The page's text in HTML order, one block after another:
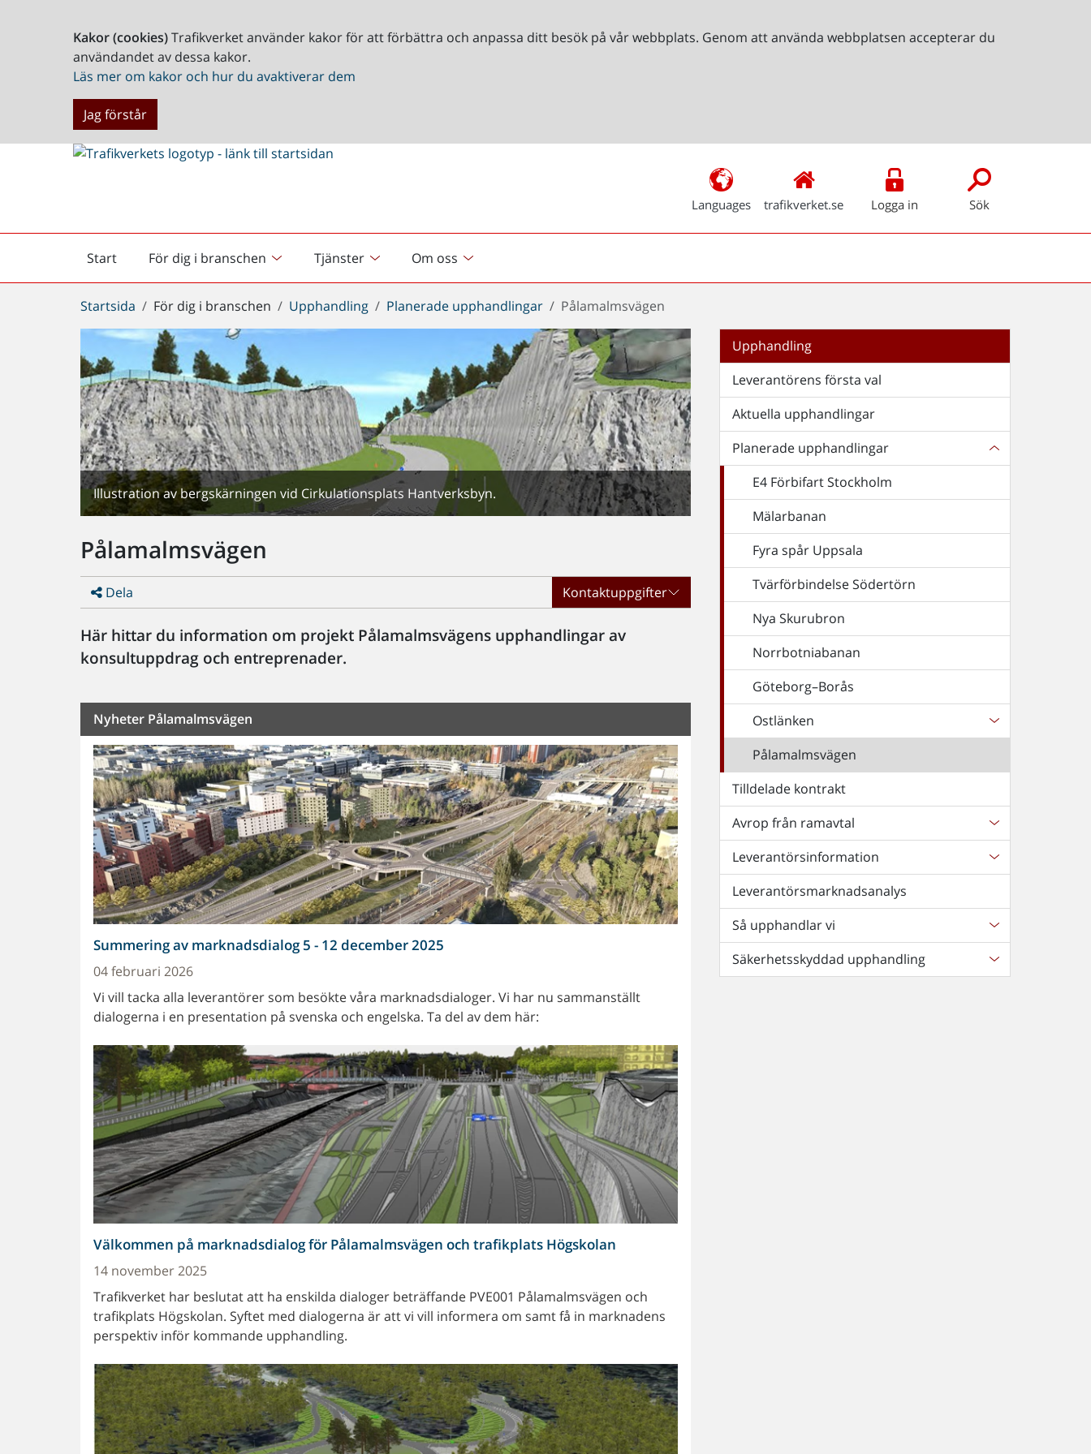
Kakor (cookies)Trafikverket använder kakor för att förbättra och anpassa ditt besök på vår webbplats. Genom att använda webbplatsen accepterar du
användandet av dessa kakor.
Läs mer om kakor och hur du avaktiverar dem
Jag förstår
Languages trafikverket.se Logga in Sök
Start
Startsida För dig i branschen Tjänster Om oss
Du
är
Startsida För dig i branschen Upphandling Planerade upphandlingar Pålamalmsvägen
Illustration av bergskärningen vid Cirkulationsplats Hantverksbyn.
Pålamalmsvägen
Dela Kontaktuppgifter
Här hittar du information om projekt Pålamalmsvägens upphandlingar av
konsultuppdrag och entreprenader.
Nyheter Pålamalmsvägen
Summering av marknadsdialog 5 - 12 december 2025
04 februari 2026
Vi vill tacka alla leverantörer som besökte våra marknadsdialoger. Vi har nu sammanställt
dialogerna i en presentation på svenska och engelska. Ta del av dem här:
Välkommen på marknadsdialog för Pålamalmsvägen och trafikplats Högskolan
14 november 2025
Trafikverket har beslutat att ha enskilda dialoger beträffande PVE001 Pålamalmsvägen och
trafikplats Högskolan. Syftet med dialogerna är att vi vill informera om samt få in marknadens
perspektiv inför kommande upphandling.
Upphandling
Leverantörens första val
Aktuella upphandlingar
Planerade upphandlingar
E4 Förbifart Stockholm
Mälarbanan
Fyra spår Uppsala
Tvärförbindelse Södertörn
Nya Skurubron
Norrbotniabanan
Göteborg–Borås
Ostlänken
Pålamalmsvägen
Tilldelade kontrakt
Avrop från ramavtal
Leverantörsinformation
Leverantörsmarknadsanalys
Så upphandlar vi
Säkerhetsskyddad upphandling